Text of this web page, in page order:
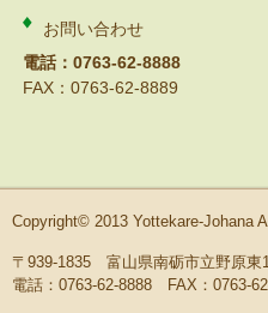
お問い合わせ
電話：0763-62-8888
FAX：0763-62-8889
Copyright© 2013 Yottekare-Johana
〒939-1835 富山県南砺市立野原
電話：0763-62-8888 FAX：0763-